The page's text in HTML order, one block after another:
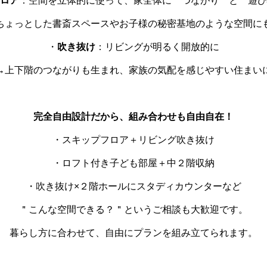
ょっとした書斎スペースやお子様の秘密基地のような空間
・ 吹き抜け ：リビングが明るく開放的に
上下階のつながりも生まれ、家族の気配を感じやすい住まい
完全自由設計だから、組み合わせも自由自在！
・スキップフロア＋リビング吹き抜け
・ロフト付き子ども部屋＋中２階収納
・吹き抜け×２階ホールにスタディカウンターなど
＂こんな空間できる？＂というご相談も大歓迎です。
暮らし方に合わせて、自由にプランを組み立てられます。